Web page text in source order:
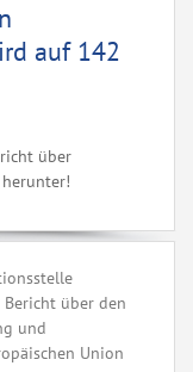
auf 142
über
über den
und
Union